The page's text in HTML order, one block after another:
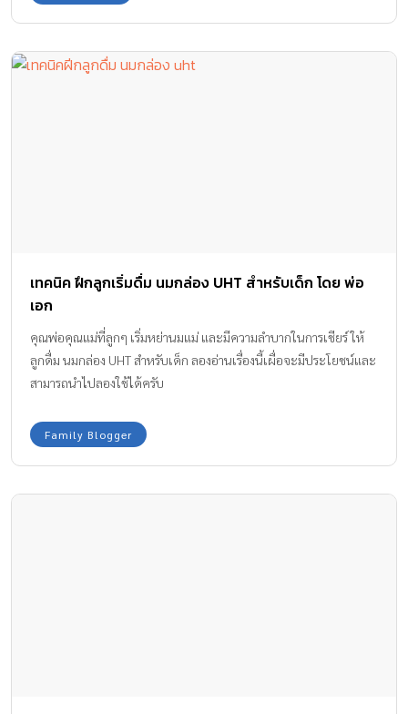
เทคนิค ฝึกลูกเริ่มดื่ม นมกล่อง UHT สำหรับเด็ก โดย พ่อ
เอก
คุณพ่อคุณแม่ที่ลูกๆ เริ่มหย่านมแม่ และมีความลำบากในการเชียร์ ให้
ลูกดื่ม นมกล่อง UHT สำหรับเด็ก ลองอ่านเรื่องนี้เผื่อจะมีประโยชน์และ
สามารถนำไปลองใช้ได้ครับ
Family Blogger